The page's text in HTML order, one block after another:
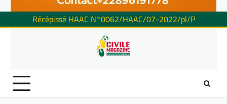
Récépissé HAAC N°0062/HAAC/07-2022/pl/P